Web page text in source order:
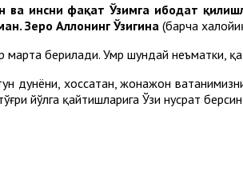
ва инсни фақат Ўзимга ибодат
Зеро Аллоҳнинг Ўзигина (барча
марта берилади. Умр шундай неъматки,
дунёни, хоссатан, жонажон
йўлга қайтишларига Ўзи нусрат